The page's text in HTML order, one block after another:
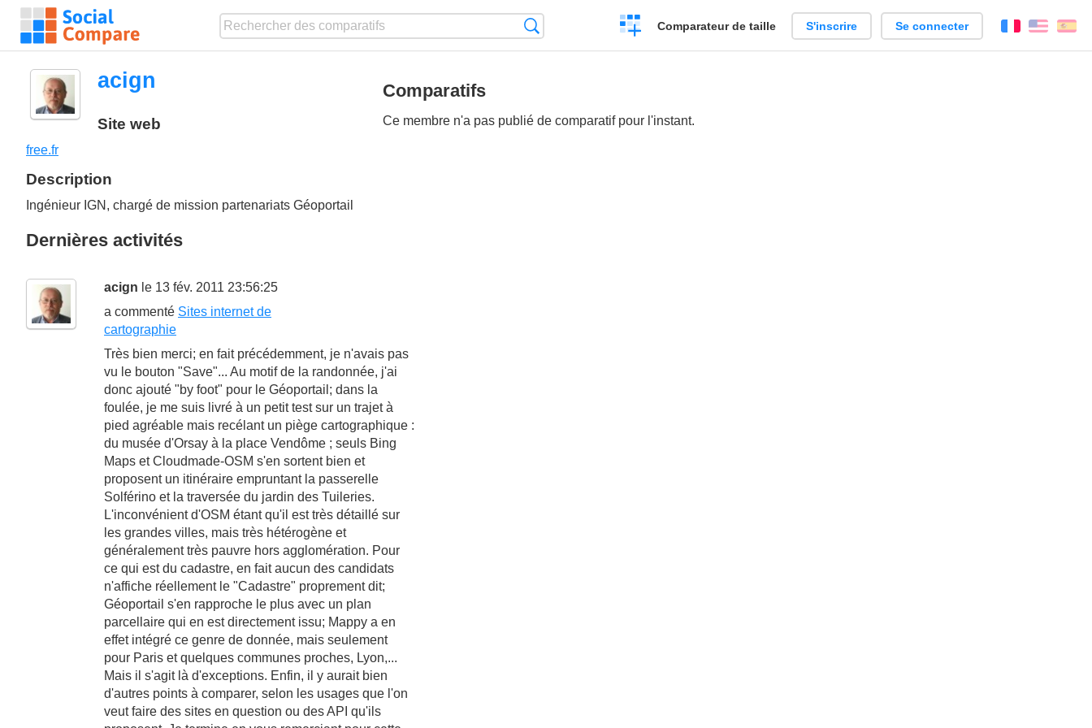
Créer
un
Comparateur de taille S'inscrire Se connecter FrançaisEnglish
acign
Site web
free.fr
Description
Ingénieur IGN, chargé de mission partenariats Géoportail
Comparatifs
Ce membre n'a pas publié de comparatif pour l'instant.
Dernières activités
acign le 13 fév. 2011 23:56:25
a commenté Sites internet de
cartographie
Très bien merci; en fait précédemment, je n'avais pas
vu le bouton "Save"... Au motif de la randonnée, j'ai
donc ajouté "by foot" pour le Géoportail; dans la
foulée, je me suis livré à un petit test sur un trajet à
pied agréable mais recélant un piège cartographique :
du musée d'Orsay à la place Vendôme ; seuls Bing
Maps et Cloudmade-OSM s'en sortent bien et
proposent un itinéraire empruntant la passerelle
Solférino et la traversée du jardin des Tuileries.
L'inconvénient d'OSM étant qu'il est très détaillé sur
les grandes villes, mais très hétérogène et
généralement très pauvre hors agglomération. Pour
ce qui est du cadastre, en fait aucun des candidats
n'affiche réellement le "Cadastre" proprement dit;
Géoportail s'en rapproche le plus avec un plan
parcellaire qui en est directement issu; Mappy a en
effet intégré ce genre de donnée, mais seulement
pour Paris et quelques communes proches, Lyon,...
Mais il s'agit là d'exceptions. Enfin, il y aurait bien
d'autres points à comparer, selon les usages que l'on
veut faire des sites en question ou des API qu'ils